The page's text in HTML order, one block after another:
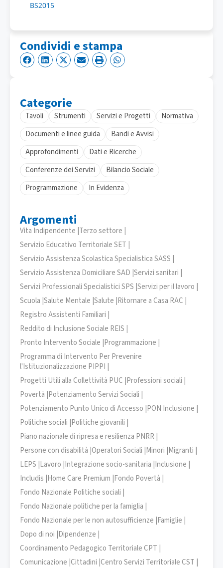
Condividi e stampa
Categorie
Tavoli Strumenti Servizi e Progetti
Normativa
Documenti e linee guida
Bandi e Avvisi
Approfondimenti
Dati e Ricerche
Conferenze dei Servizi
Bilancio Sociale
Programmazione
In Evidenza
Argomenti
Vita Indipendente |Terzo settore |
Servizio Educativo Territoriale SET |
Servizio Assistenza Scolastica Specialistica SASS |
Servizio Assistenza Domiciliare SAD |Servizi sanitari |
Servizi Professionali Specialistici SPS |Servizi per il lavoro |
Scuola |Salute Mentale |Salute |Ritornare a Casa RAC |
Registro Assistenti Familiari |
Reddito di Inclusione Sociale REIS |
Pronto Intervento Sociale |Programmazione |
Programma di Intervento Per Prevenire
l'Istituzionalizzazione PIPPI |
Progetti Utili alla Collettività PUC |Professioni sociali |
Povertà |Potenziamento Servizi Sociali |
Potenziamento Punto Unico di Accesso |PON Inclusione |
Politiche sociali |Politiche giovanili |
Piano nazionale di ripresa e resilienza PNRR |
Persone con disabilità |Operatori Sociali |Minori |Migranti |
LEPS |Lavoro |Integrazione socio-sanitaria |Inclusione |
Includis |Home Care Premium |Fondo Povertà |
Fondo Nazionale Politiche sociali |
Fondo Nazionale politiche per la famiglia |
Fondo Nazionale per le non autosufficienze |Famiglie |
Dopo di noi |Dipendenze |
Coordinamento Pedagogico Territoriale CPT |
Comunicazione |Cittadini |Centro Servizi Territoriale CST |
BS2015